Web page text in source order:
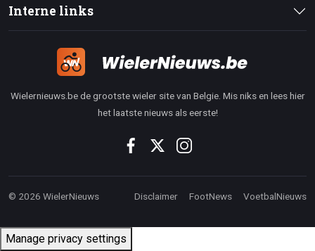
Interne links
Wielernieuws.be de grootste wieler site van Belgie. Mis niks en lees hier
het laatste nieuws als eerste!
© 2026 WielerNieuws Disclaimer FootNews VoetbalNieuws
Manage privacy settings